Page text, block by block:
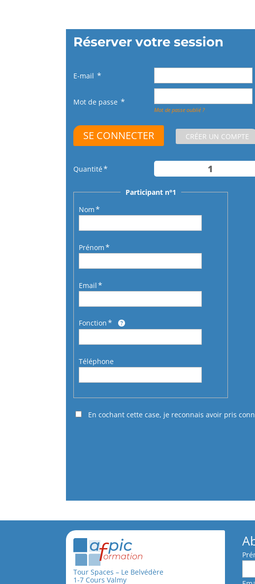
Réserver votre session
E-mail
Mot de passe
Mot de passe oublié ?
CRÉER UN COMPTE
Quantité
Participant n°1
Nom
Prénom
Email
Fonction
Téléphone
En cochant cette case, je reconnais avoir pris
Tour Spaces – Le Belvédère
1-7 Cours Valmy